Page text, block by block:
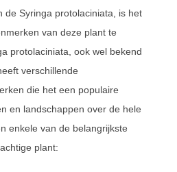
de Syringa protolaciniata, is het
van deze plant te
protolaciniata, ook wel bekend
verschillende
die het een populaire
en landschappen over de hele
enkele van de belangrijkste
plant: